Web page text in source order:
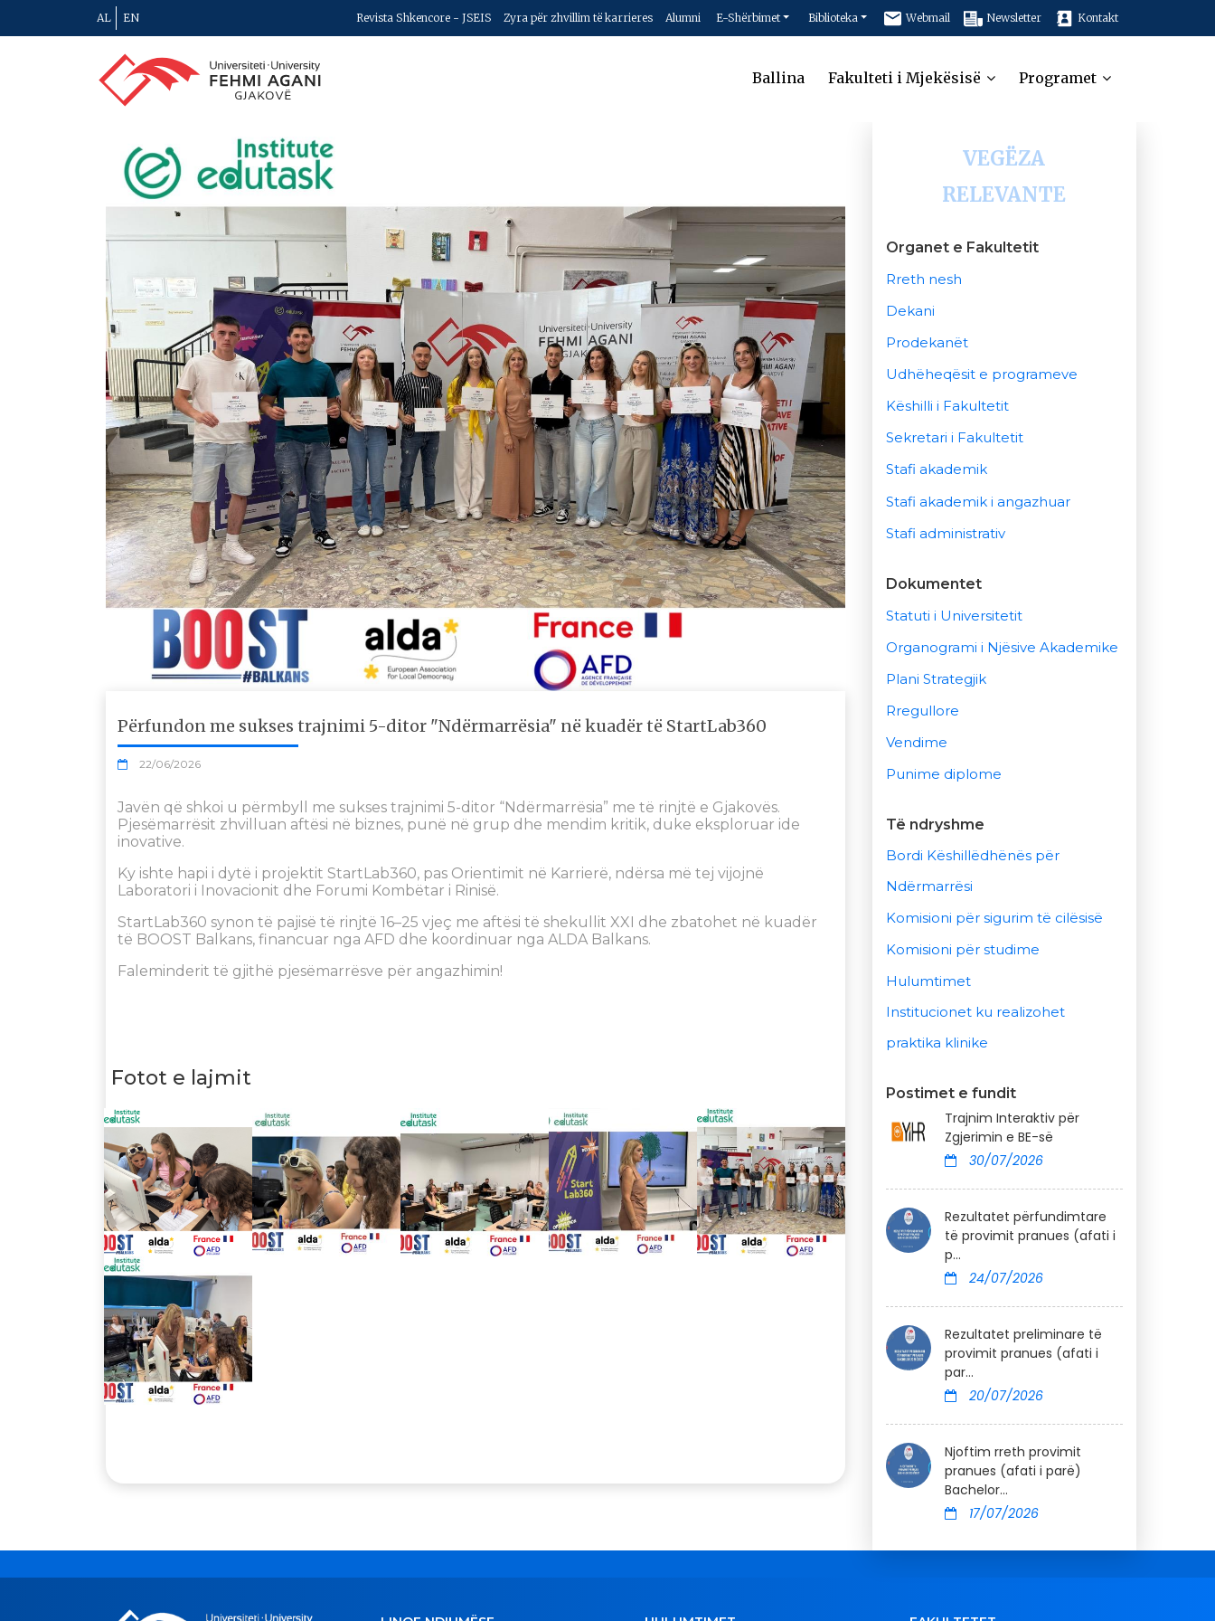
AL EN Revista Shkencore - JSEIS Zyra për zhvillim të karrieres Alumni E-Shërbimet Biblioteka Webmail Newsletter Kontakt
Ballina Fakulteti i Mjekësisë Programet
Përfundon me sukses trajnimi 5-ditor "Ndërmarrësia" në kuadër të StartLab360
22/06/2026
Javën që shkoi u përmbyll me sukses trajnimi 5-ditor “Ndërmarrësia” me të rinjtë e Gjakovës.
Pjesëmarrësit zhvilluan aftësi në biznes, punë në grup dhe mendim kritik, duke eksploruar ide
inovative.
Ky ishte hapi i dytë i projektit StartLab360, pas Orientimit në Karrierë, ndërsa më tej vijojnë
Laboratori i Inovacionit dhe Forumi Kombëtar i Rinisë.
StartLab360 synon të pajisë të rinjtë 16–25 vjeç me aftësi të shekullit XXI dhe zbatohet në kuadër
të BOOST Balkans, financuar nga AFD dhe koordinuar nga ALDA Balkans.
Faleminderit të gjithë pjesëmarrësve për angazhimin!
Fotot e lajmit
VEGËZA
RELEVANTE
Organet e Fakultetit
Rreth nesh
Dekani
Prodekanët
Udhëheqësit e programeve
Këshilli i Fakultetit
Sekretari i Fakultetit
Stafi akademik
Stafi akademik i angazhuar
Stafi administrativ
Dokumentet
Statuti i Universitetit
Organogrami i Njësive Akademike
Plani Strategjik
Rregullore
Vendime
Punime diplome
Të ndryshme
Bordi Këshillëdhënës për
Ndërmarrësi
Komisioni për sigurim të cilësisë
Komisioni për studime
Hulumtimet
Institucionet ku realizohet
praktika klinike
Postimet e fundit
Trajnim Interaktiv për
Zgjerimin e BE-së
30/07/2026
Rezultatet përfundimtare
të provimit pranues (afati i
p...
24/07/2026
Rezultatet preliminare të
provimit pranues (afati i
par...
20/07/2026
Njoftim rreth provimit
pranues (afati i parë)
Bachelor...
17/07/2026